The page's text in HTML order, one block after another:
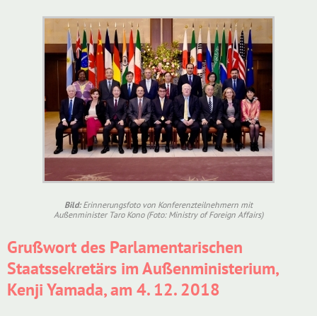
Bild:Erinnerungsfoto von Konferenzteilnehmern mit
Außenminister Taro Kono (Foto: Ministry of Foreign Affairs)
Grußwort des Parlamentarischen
Staatssekretärs im Außenministerium,
Kenji Yamada, am 4. 12. 2018